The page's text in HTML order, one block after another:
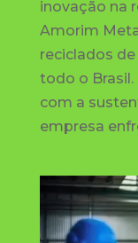
inovação na
Amorim
reciclados
todo o
com a
empresa